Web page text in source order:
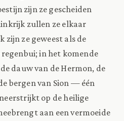
zijn ze gescheiden
zullen ze elkaar
ze geweest als de
in het komende
dauw van de Hermon, de
bergen van Sion — één
op de heilige
aan een vermoeide